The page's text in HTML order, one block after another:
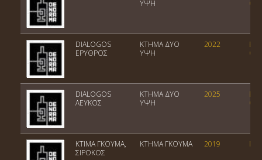
ΥΨΗ
DIALOGOS
ΕΡΥΘΡΟΣ
ΚΤΗΜΑ ΔΥΟ
ΥΨΗ
2022
DIALOGOS
ΛΕΥΚΟΣ
ΚΤΗΜΑ ΔΥΟ
ΥΨΗ
2025
ΚΤIΜΑ ΓΚΟΥΜΑ,
ΣΙΡΟΚΟΣ
ΚΤΗΜΑ ΓΚΟΥΜΑ 2019